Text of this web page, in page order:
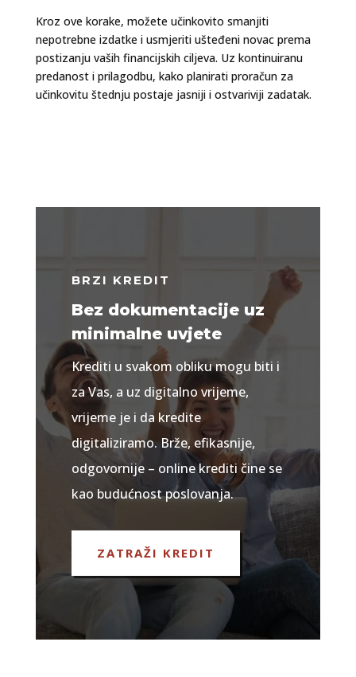
Kroz ove korake, možete učinkovito smanjiti
nepotrebne izdatke i usmjeriti ušteđeni novac prema
postizanju vaših financijskih ciljeva. Uz kontinuiranu
predanost i prilagodbu, kako planirati proračun za
učinkovitu štednju postaje jasniji i ostvariviji zadatak.
BRZI KREDIT
Bez dokumentacije uz
minimalne uvjete
Krediti u svakom obliku mogu biti i
za Vas, a uz digitalno vrijeme,
vrijeme je i da kredite
digitaliziramo. Brže, efikasnije,
odgovornije – online krediti čine se
kao budućnost poslovanja.
ZATRAŽI KREDIT